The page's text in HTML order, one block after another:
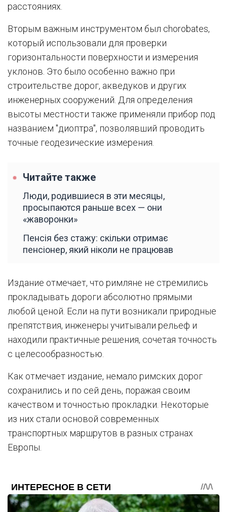
расстояниях.
Вторым важным инструментом был chorobates,
который использовали для проверки
горизонтальности поверхности и измерения
уклонов. Это было особенно важно при
строительстве дорог, акведуков и других
инженерных сооружений. Для определения
высоты местности также применяли прибор под
названием "диоптра", позволявший проводить
точные геодезические измерения.
Читайте также
Люди, родившиеся в эти месяцы,
просыпаются раньше всех — они
«жаворонки»
Пенсія без стажу: скільки отримає
пенсіонер, який ніколи не працював
Издание отмечает, что римляне не стремились
прокладывать дороги абсолютно прямыми
любой ценой. Если на пути возникали природные
препятствия, инженеры учитывали рельеф и
находили практичные решения, сочетая точность
с целесообразностью.
Как отмечает издание, немало римских дорог
сохранились и по сей день, поражая своим
качеством и точностью прокладки. Некоторые
из них стали основой современных
транспортных маршрутов в разных странах
Европы.